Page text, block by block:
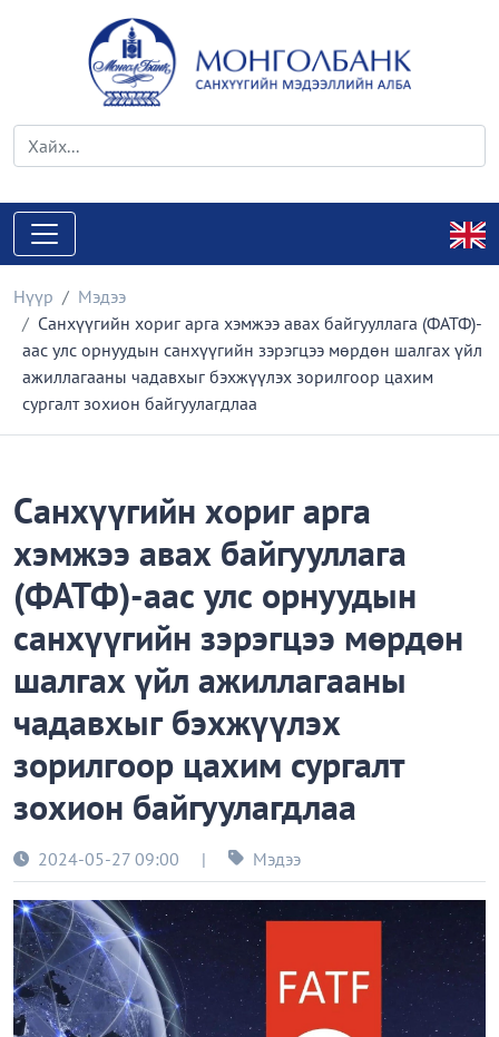
Нүүр
Мэдээ
Санхүүгийн хориг арга хэмжээ авах байгууллага (ФАТФ)-
аас улс орнуудын санхүүгийн зэрэгцээ мөрдөн шалгах үйл
ажиллагааны чадавхыг бэхжүүлэх зорилгоор цахим
сургалт зохион байгуулагдлаа
Санхүүгийн хориг арга
хэмжээ авах байгууллага
(ФАТФ)-аас улс орнуудын
санхүүгийн зэрэгцээ мөрдөн
шалгах үйл ажиллагааны
чадавхыг бэхжүүлэх
зорилгоор цахим сургалт
зохион байгуулагдлаа
2024-05-27 09:00 | Мэдээ